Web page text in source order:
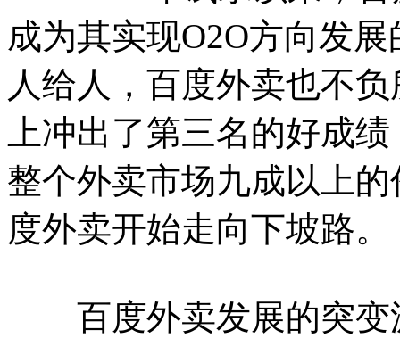
成为其实现O2O方向发
人给人，百度外卖也不
上冲出了第三名的好成
整个外卖市场九成以上
度外卖开始走向下坡路。
百度外卖发展的突变